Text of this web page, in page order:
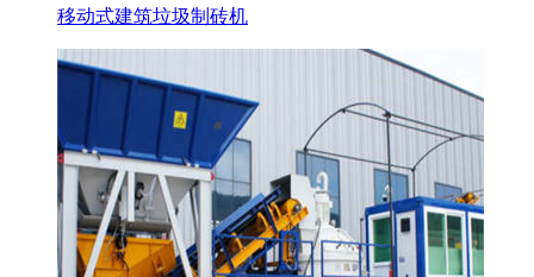
移动式建筑垃圾制砖机